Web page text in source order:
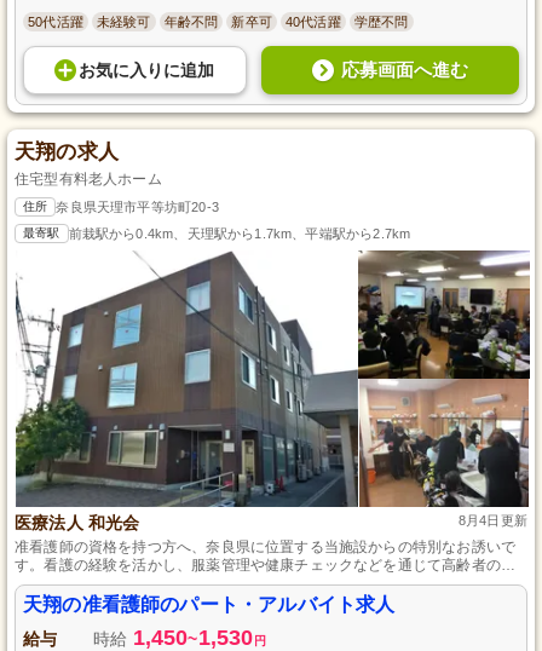
50代活躍 未経験可 年齢不問 新卒可 40代活躍 学歴不問
お気に入り に追加 応募画面へ進む
天翔の求人
住宅型有料老人ホーム
住所 奈良県天理市平等坊町20-3
最寄駅 前栽駅から0.4km、天理駅から1.7km、平端駅から2.7km
医療法人 和光会 8月4日更新
准看護師の資格を持つ方へ、奈良県に位置する当施設からの特別なお誘いで
す。看護の経験を活かし、服薬管理や健康チェックなどを通じて高齢者の
方々の安心した生活をサポートするお仕事です。週3日程度の勤務で、ライフ
スタイルに合わせた柔軟なシフトが可能です。充実した研修制度と温かいス
タッフの支援で、未経験からでも安心して始められます。
天翔の准看護師のパート・アルバイト求人
給与 時給 1,450~1,530 円